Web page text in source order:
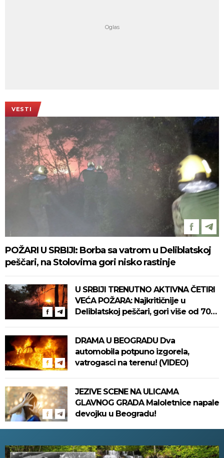
VESTI
POŽARI U SRBIJI: Borba sa vatrom u Deliblatskoj
peščari, na Stolovima gori nisko rastinje
U SRBIJI TRENUTNO AKTIVNA ČETIRI
VEĆA POŽARA: Najkritičnije u
Deliblatskoj peščari, gori više od 700
DRAMA U BEOGRADU Dva
automobila potpuno izgorela,
vatrogasci na terenu! (VIDEO)
JEZIVE SCENE NA ULICAMA
GLAVNOG GRADA Maloletnice napale
devojku u Beogradu!